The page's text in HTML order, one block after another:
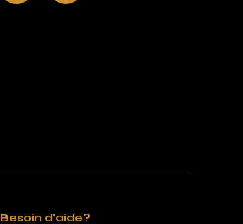
Besoin d'aide?